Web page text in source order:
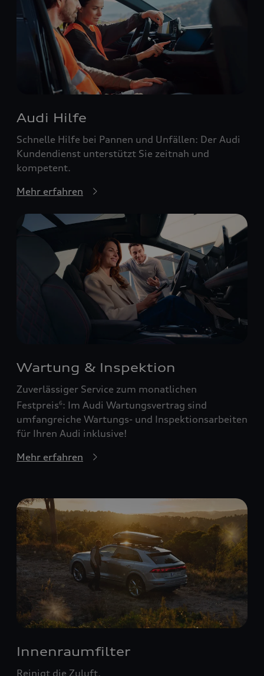
Audi Hilfe
Schnelle Hilfe bei Pannen und Unfällen: Der Audi
Kundendienst unterstützt Sie zeitnah und
kompetent.
Mehr erfahren
Wartung & Inspektion
Zuverlässiger Service zum monatlichen
Festpreis6: Im Audi Wartungsvertrag sind
umfangreiche Wartungs- und Inspektionsarbeiten
für Ihren Audi inklusive!
Mehr erfahren
Innenraumfilter
Reinigt die Zuluft.